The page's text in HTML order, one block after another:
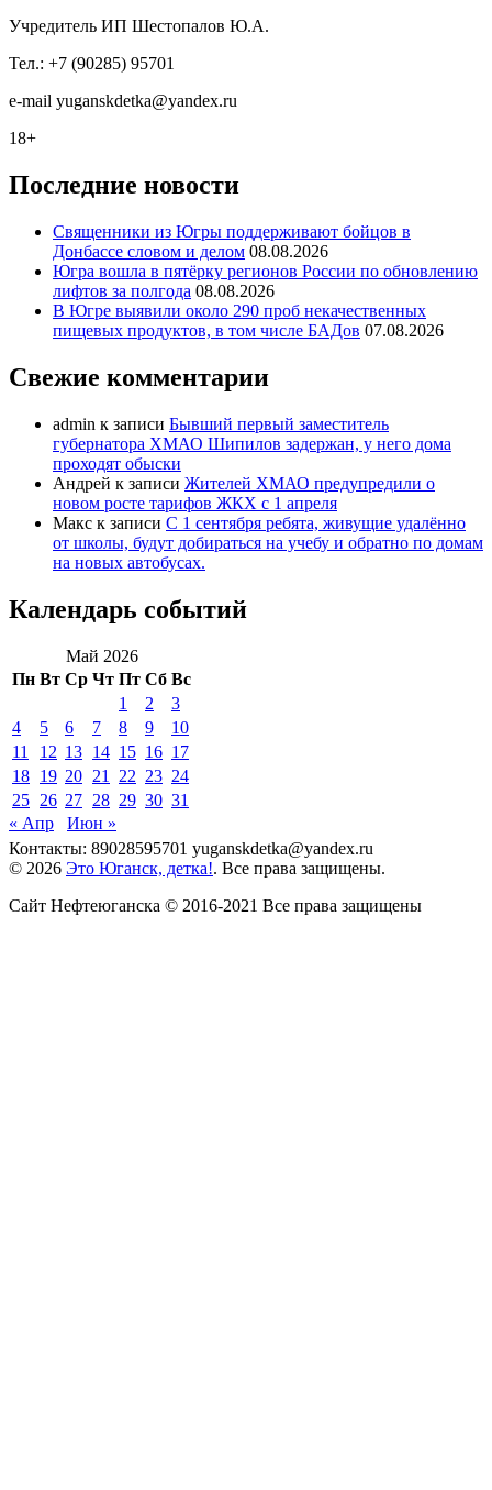
Учредитель ИП Шестопалов Ю.А.
Тел.: +7 (90285) 95701
e-mail yuganskdetka@yandex.ru
18+
Последние новости
Священники из Югры поддерживают бойцов в
Донбассе словом и делом 08.08.2026
Югра вошла в пятёрку регионов России по обновлению
лифтов за полгода 08.08.2026
В Югре выявили около 290 проб некачественных
пищевых продуктов, в том числе БАДов 07.08.2026
Свежие комментарии
admin к записи Бывший первый заместитель
губернатора ХМАО Шипилов задержан, у него дома
проходят обыски
Андрей к записи Жителей ХМАО предупредили о
новом росте тарифов ЖКХ с 1 апреля
Макс к записи С 1 сентября ребята, живущие удалённо
от школы, будут добираться на учебу и обратно по домам
на новых автобусах.
Календарь событий
Май 2026
Пн Вт Ср Чт Пт Сб Вс
1
2
3
4
5 6 7 8 9
10
11
12 13 14 15 16 17
18 19 20 21 22 23 24
25 26 27 28 29 30 31
« Апр
Июн »
Контакты: 89028595701 yuganskdetka@yandex.ru
© 2026 Это Юганск, детка!. Все права защищены.
Сайт Нефтеюганска © 2016-2021 Все права защищены